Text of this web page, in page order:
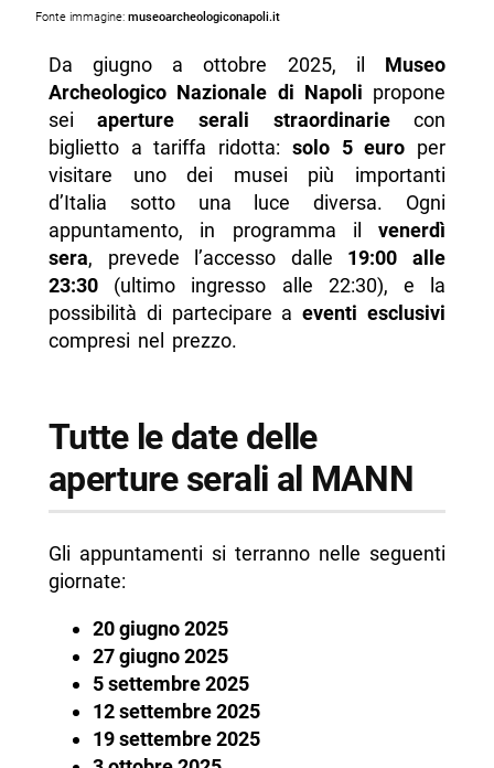
Fonte immagine: museoarcheologiconapoli.it
Da giugno a ottobre 2025, il Museo
Archeologico Nazionale di Napoli propone
seiaperture serali straordinariecon
biglietto a tariffa ridotta: solo 5 euro per
visitare uno dei musei più importanti
d’Italia sotto una luce diversa. Ogni
appuntamento, in programma ilvenerdì
sera, prevede l’accesso dalle 19:00 alle
23:30(ultimo ingresso alle 22:30), e la
possibilità di partecipare aeventi esclusivi
compresi nel prezzo.
Tutte le date delle
aperture serali al MANN
Gli appuntamenti si terranno nelle seguenti
giornate:
20 giugno 2025
27 giugno 2025
5 settembre 2025
12 settembre 2025
19 settembre 2025